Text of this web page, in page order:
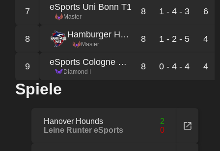
7 eSports Uni Bonn T1
Master
8 1 - 4 - 3 6
8 Hamburger Haie Red
Master
8 1 - 2 - 5 4
9 eSports Cologne Red
Diamond I
8 0 - 4 - 4 4
Spiele
Hanover Hounds
2
Leine Runter eSports
0